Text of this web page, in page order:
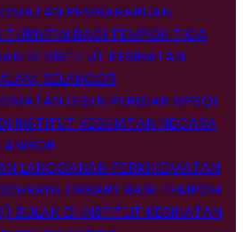
PEMBAHARUAN
TURNITIN BAGI TEMPOH TIGA
DI INSTITUT KESIHATAN
SELANGOR
LESEN PERISIAN MYSQL
INSTITUT KESIHATAN NEGARA
LANGGANAN PERKHIDMATAN
LIBRARY BAGI TEMPOH
BULAN DI INSTITUT KESIHATAN